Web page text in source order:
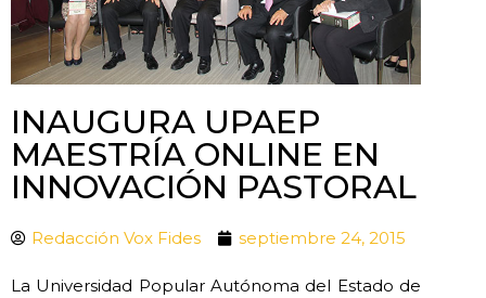
INAUGURA UPAEP
MAESTRÍA ONLINE EN
INNOVACIÓN PASTORAL
Redacción Vox Fides septiembre 24, 2015
La Universidad Popular Autónoma del Estado de